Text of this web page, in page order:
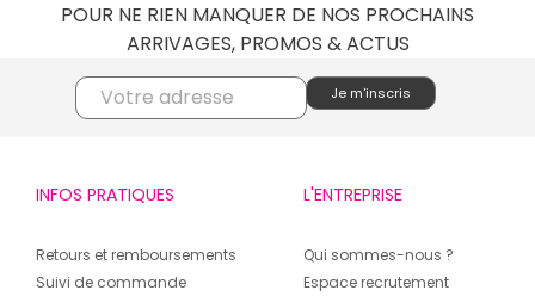
POUR NE RIEN MANQUER DE NOS PROCHAINS
ARRIVAGES, PROMOS & ACTUS
INFOS PRATIQUES
Retours et remboursements
Suivi de commande
L'ENTREPRISE
Qui sommes-nous ?
Espace recrutement